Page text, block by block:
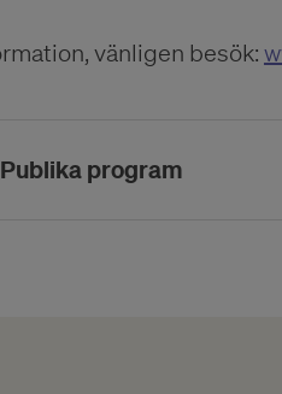
vänligen besök:
program